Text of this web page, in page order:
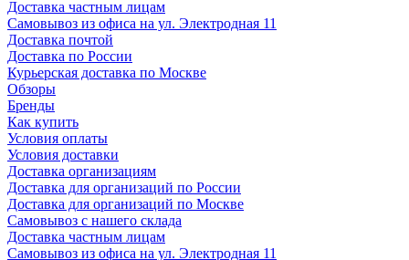
Доставка частным лицам
Самовывоз из офиса на ул. Электродная 11
Доставка почтой
Доставка по России
Курьерская доставка по Москве
Обзоры
Бренды
Как купить
Условия оплаты
Условия доставки
Доставка организациям
Доставка для организаций по России
Доставка для организаций по Москве
Самовывоз с нашего склада
Доставка частным лицам
Самовывоз из офиса на ул. Электродная 11